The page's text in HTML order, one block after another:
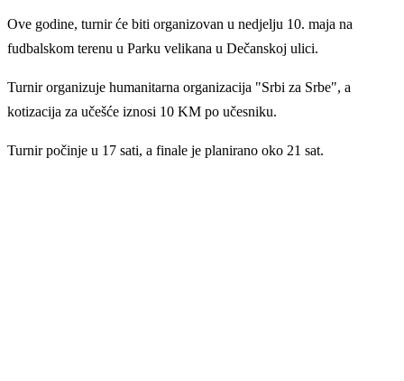
Ove godine, turnir će biti organizovan u nedjelju 10. maja na
fudbalskom terenu u Parku velikana u Dečanskoj ulici.
Turnir organizuje humanitarna organizacija "Srbi za Srbe", a
kotizacija za učešće iznosi 10 KM po učesniku.
Turnir počinje u 17 sati, a finale je planirano oko 21 sat.